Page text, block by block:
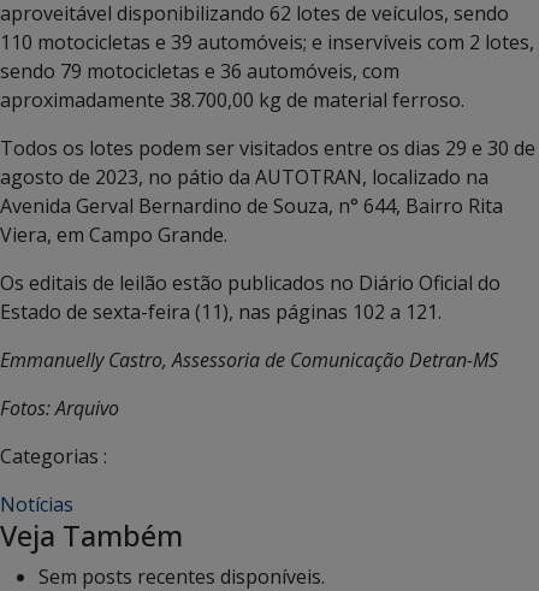
aproveitável disponibilizando 62 lotes de veículos, sendo
110 motocicletas e 39 automóveis; e inservíveis com 2 lotes,
sendo 79 motocicletas e 36 automóveis, com
aproximadamente 38.700,00 kg de material ferroso.
Todos os lotes podem ser visitados entre os dias 29 e 30 de
agosto de 2023, no pátio da AUTOTRAN, localizado na
Avenida Gerval Bernardino de Souza, n° 644, Bairro Rita
Viera, em Campo Grande.
Os editais de leilão estão publicados no Diário Oficial do
Estado de sexta-feira (11), nas páginas 102 a 121.
Emmanuelly Castro, Assessoria de Comunicação Detran-MS
Fotos: Arquivo
Categorias :
Notícias
Veja Também
Sem posts recentes disponíveis.